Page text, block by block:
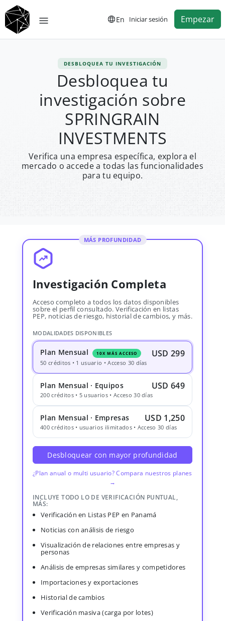
En Iniciar sesión Empezar
DESBLOQUEA TU INVESTIGACIÓN
Desbloquea tu
investigación sobre
SPRINGRAIN
INVESTMENTS
Verifica una empresa específica, explora el
mercado o accede a todas las funcionalidades
para tu equipo.
MÁS PROFUNDIDAD
Investigación Completa
Acceso completo a todos los datos disponibles
sobre el perfil consultado. Verificación en listas
PEP, noticias de riesgo, historial de cambios, y más.
MODALIDADES DISPONIBLES
Plan Mensual 10X MÁS ACCESO USD 299
50 créditos • 1 usuario • Acceso 30 días
Plan Mensual · Equipos USD 649
200 créditos • 5 usuarios • Acceso 30 días
Plan Mensual · Empresas USD 1,250
400 créditos • usuarios ilimitados • Acceso 30 días
Desbloquear con mayor profundidad
¿Plan anual o multi usuario? Compara nuestros planes
→
INCLUYE TODO LO DE VERIFICACIÓN PUNTUAL,
MÁS:
Verificación en Listas PEP en Panamá
Noticias con análisis de riesgo
Visualización de relaciones entre empresas y
personas
Análisis de empresas similares y competidores
Importaciones y exportaciones
Historial de cambios
Verificación masiva (carga por lotes)